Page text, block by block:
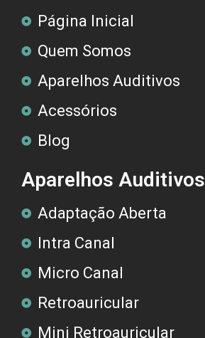
Página Inicial
Quem Somos
Aparelhos Auditivos
Acessórios
Blog
Aparelhos Auditivos
Adaptação Aberta
Intra Canal
Micro Canal
Retroauricular
Mini Retroauricular